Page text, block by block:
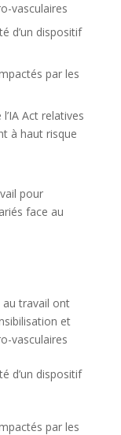
vasculaires
d’un dispositif
par les
Act relatives
à haut risque
pour
face au
au travail ont
et
vasculaires
d’un dispositif
par les